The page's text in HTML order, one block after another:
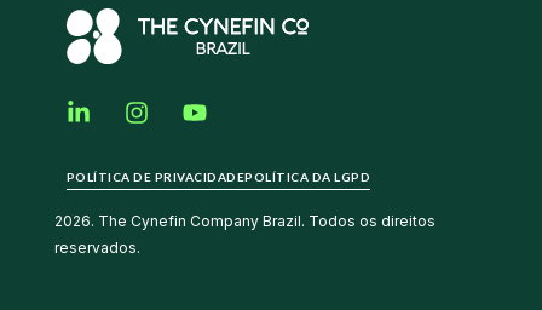
2026. The Cynefin Company Brazil. Todos os direitos
reservados.
POLÍTICA DE PRIVACIDADEPOLÍTICA DA LGPD